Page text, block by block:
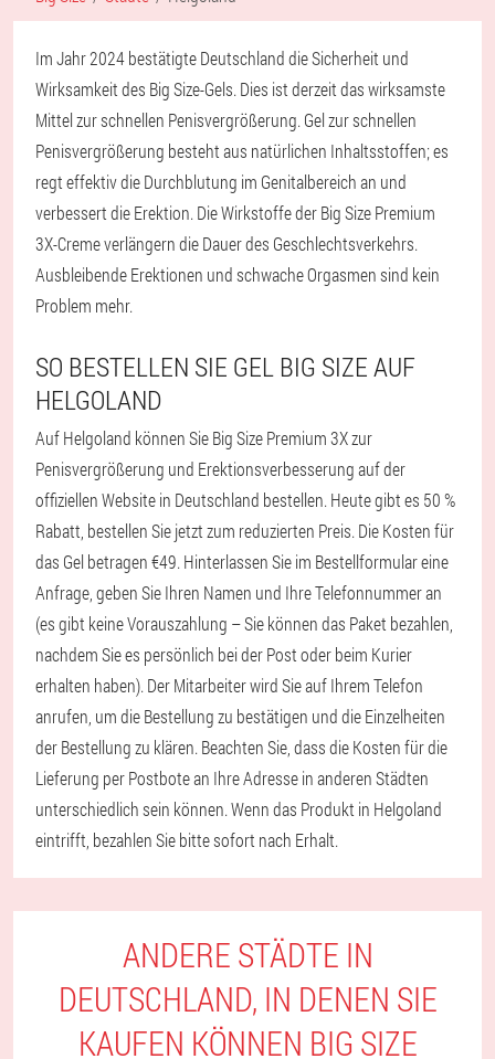
Im Jahr 2024 bestätigte Deutschland die Sicherheit und
Wirksamkeit des Big Size-Gels. Dies ist derzeit das wirksamste
Mittel zur schnellen Penisvergrößerung. Gel zur schnellen
Penisvergrößerung besteht aus natürlichen Inhaltsstoffen; es
regt effektiv die Durchblutung im Genitalbereich an und
verbessert die Erektion. Die Wirkstoffe der Big Size Premium
3X-Creme verlängern die Dauer des Geschlechtsverkehrs.
Ausbleibende Erektionen und schwache Orgasmen sind kein
Problem mehr.
SO BESTELLEN SIE GEL BIG SIZE AUF
HELGOLAND
Auf Helgoland können Sie Big Size Premium 3X zur
Penisvergrößerung und Erektionsverbesserung auf der
offiziellen Website in Deutschland bestellen. Heute gibt es 50 %
Rabatt, bestellen Sie jetzt zum reduzierten Preis. Die Kosten für
das Gel betragen €49. Hinterlassen Sie im Bestellformular eine
Anfrage, geben Sie Ihren Namen und Ihre Telefonnummer an
(es gibt keine Vorauszahlung – Sie können das Paket bezahlen,
nachdem Sie es persönlich bei der Post oder beim Kurier
erhalten haben). Der Mitarbeiter wird Sie auf Ihrem Telefon
anrufen, um die Bestellung zu bestätigen und die Einzelheiten
der Bestellung zu klären. Beachten Sie, dass die Kosten für die
Lieferung per Postbote an Ihre Adresse in anderen Städten
unterschiedlich sein können. Wenn das Produkt in Helgoland
eintrifft, bezahlen Sie bitte sofort nach Erhalt.
ANDERE STÄDTE IN
DEUTSCHLAND, IN DENEN SIE
KAUFEN KÖNNEN BIG SIZE